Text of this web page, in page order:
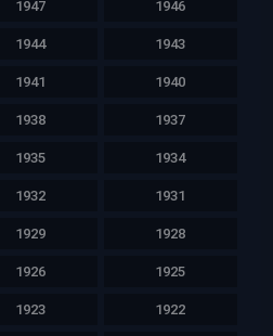
1947 1946
1944 1943
1941 1940
1938 1937
1935 1934
1932 1931
1929 1928
1926 1925
1923 1922